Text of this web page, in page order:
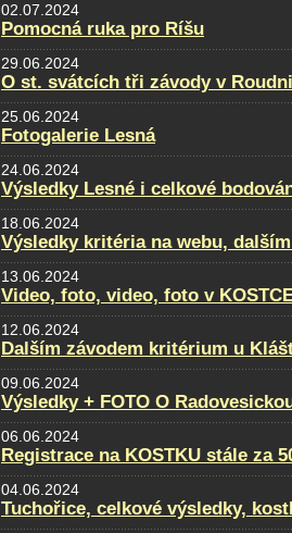
02.07.2024
Pomocná ruka pro Ríšu
29.06.2024
O st. svátcích tři závody v
25.06.2024
Fotogalerie Lesná
24.06.2024
Výsledky Lesné i celkové
18.06.2024
Výsledky kritéria na webu,
13.06.2024
Video, foto, video, foto v
12.06.2024
Dalším závodem kritérium u
09.06.2024
Výsledky + FOTO O
06.06.2024
Registrace na KOSTKU stále za
04.06.2024
Tuchořice, celkové výsledky,